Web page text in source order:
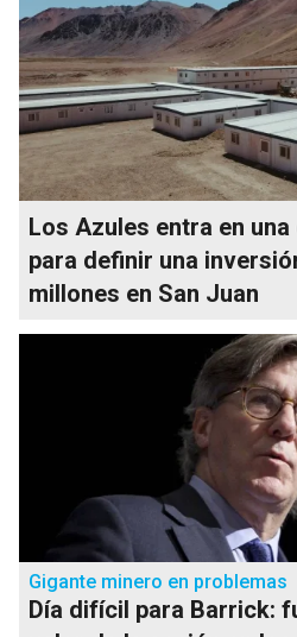
Los Azules entra en
para definir una
millones en San Juan
Gigante minero en problemas
Día difícil para Barrick: